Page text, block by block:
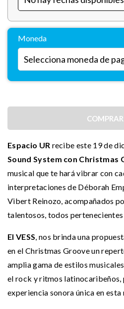
Moneda
COMPRAR
Espacio UR recibe este 19 de
Sound System con Christmas
musical que te hará vibrar con
interpretaciones de Déborah
Vibert Reinozo, acompañados
talentosos, todos pertenecientes
El VESS, nos brinda una
en el Christmas Groove un
amplia gama de estilos
el rock y ritmos latinocaribeños,
experiencia sonora única en esta